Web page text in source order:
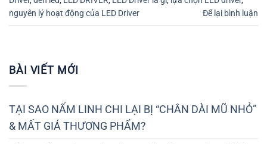
nguyên lý hoạt động của LED Driver
Để lại bình luận
BÀI VIẾT MỚI
TẠI SAO NẤM LINH CHI LẠI BỊ “CHÂN DÀI MŨ NHỎ”
& MẤT GIÁ THƯƠNG PHẨM?